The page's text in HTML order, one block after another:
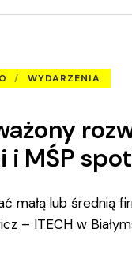
WYDARZENIA
i MŚP
małą lub średnią
– ITECH w